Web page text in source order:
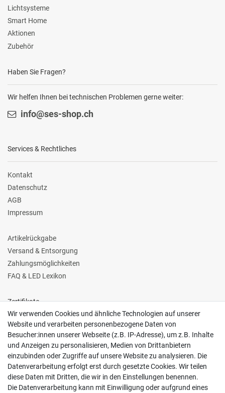
Lichtsysteme
Smart Home
Aktionen
Zubehör
Haben Sie Fragen?
Wir helfen Ihnen bei technischen Problemen gerne weiter:
info@ses-shop.ch
Services & Rechtliches
Kontakt
Datenschutz
AGB
Impressum
Artikelrückgabe
Versand & Entsorgung
Zahlungsmöglichkeiten
FAQ & LED Lexikon
Zertifikate
Follow us
Wir verwenden Cookies und ähnliche Technologien auf unserer
Website und verarbeiten personenbezogene Daten von
Besucher:innen unserer Webseite (z.B. IP-Adresse), um z.B. Inhalte
und Anzeigen zu personalisieren, Medien von Drittanbietern
einzubinden oder Zugriffe auf unsere Website zu analysieren. Die
Datenverarbeitung erfolgt erst durch gesetzte Cookies. Wir teilen
diese Daten mit Dritten, die wir in den Einstellungen benennen.
Die Datenverarbeitung kann mit Einwilligung oder aufgrund eines